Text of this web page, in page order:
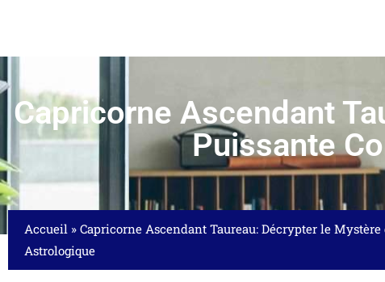
Capricorne Ascendant
Puissante
Accueil » Capricorne Ascendant Taureau: Décrypter le
Astrologique